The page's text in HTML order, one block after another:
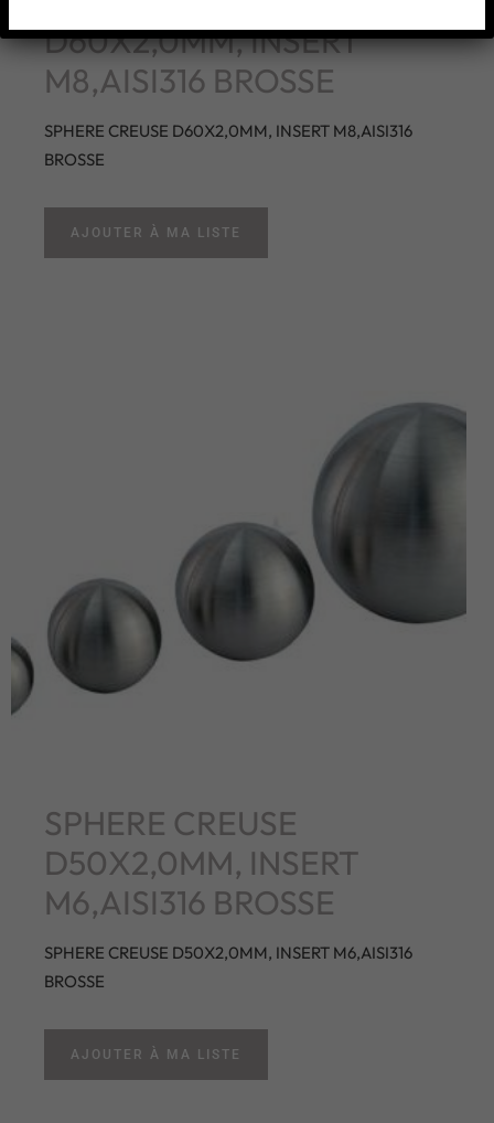
D60X2,0MM, INSERT
M8,AISI316 BROSSE
SPHERE CREUSE D60X2,0MM, INSERT M8,AISI316
BROSSE
AJOUTER À MA LISTE
SPHERE CREUSE
D50X2,0MM, INSERT
M6,AISI316 BROSSE
SPHERE CREUSE D50X2,0MM, INSERT M6,AISI316
BROSSE
AJOUTER À MA LISTE